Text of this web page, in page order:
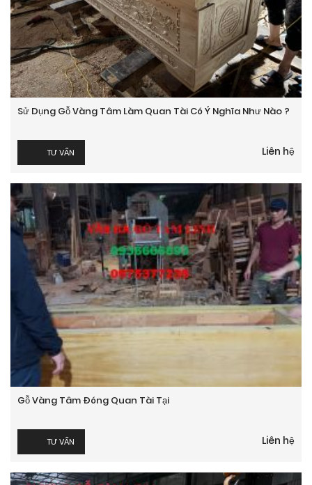
Sử Dụng Gỗ Vàng Tâm Làm Quan Tài Có Ý Nghĩa Như Nào ?
TƯ VẤN Liên hệ
Gỗ Vàng Tâm Đóng Quan Tài Tại
TƯ VẤN Liên hệ